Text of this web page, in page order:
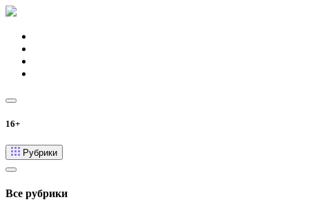
16+
Рубрики
Все рубрики